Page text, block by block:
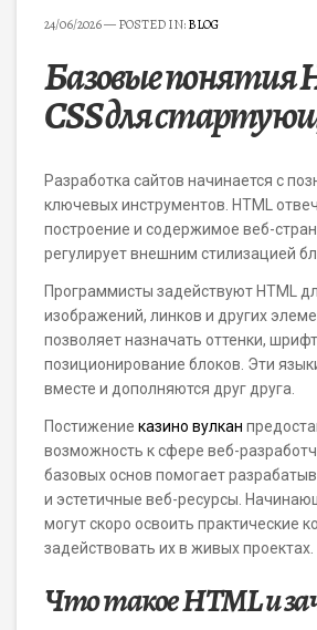
24/06/2026— POSTED IN:BLOG
Базовые понятия
CSS для
Разработка сайтов начинается с
ключевых инструментов. HTML
построение и содержимое веб-
регулирует внешним стилизацией
Программисты задействуют HTML
изображений, линков и других
позволяет назначать оттенки,
позиционирование блоков. Эти
вместе и дополняются друг друга.
Постижение казино вулкан
возможность к сфере веб-
базовых основ помогает
и эстетичные веб-ресурсы.
могут скоро освоить практические
задействовать их в живых проектах.
Что такое HTML и